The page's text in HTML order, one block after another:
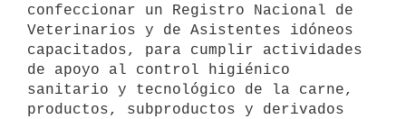
confeccionar un Registro Nacional de
Veterinarios y de Asistentes idóneos
capacitados, para cumplir actividades
de apoyo al control higiénico
sanitario y tecnológico de la carne,
productos, subproductos y derivados